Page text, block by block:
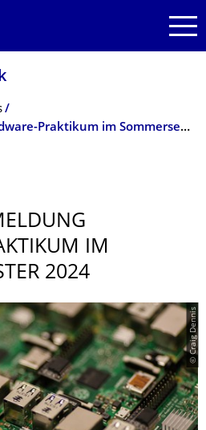
Prüfungsanmeldung Hardware-Praktikum im Sommersemester 2024
IM
2024
© Craig Dennis